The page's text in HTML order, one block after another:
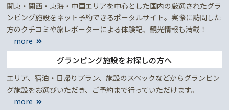
関東・関西・東海・中国エリアを中心とした国内の厳選されたグラ
ンピング施設をネット予約できるポータルサイト。実際に訪問した
方のクチコミや旅レポーターによる体験記、観光情報も満載！
more
グランピング施設をお探しの方へ
エリア、宿泊・日帰りプラン、施設のスペックなどからグランピン
グ施設をお選びいただき、ご予約まで行っていただけます。
more